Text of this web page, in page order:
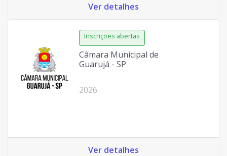
Ver detalhes
Câmara Municipal de
Guarujá - SP
2026
Ver detalhes